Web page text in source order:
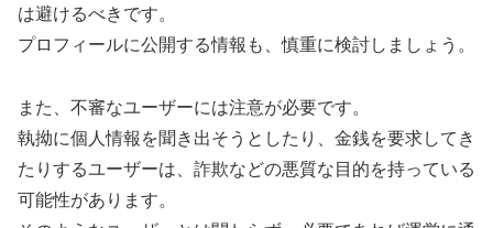
は避けるべきです。
プロフィールに公開する情報も、慎重に検討しましょう。
また、不審なユーザーには注意が必要です。
執拗に個人情報を聞き出そうとしたり、金銭を要求してき
たりするユーザーは、詐欺などの悪質な目的を持っている
可能性があります。